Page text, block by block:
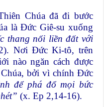
Chúa đã đi bước
là Đức Giê-su xuống
thang nối liền đất với
Nơi Đức Ki-tô, trên
nào ngăn cách được
bởi vì chính Đức
để phá đổ mọi bức
(x. Ep 2,14-16).